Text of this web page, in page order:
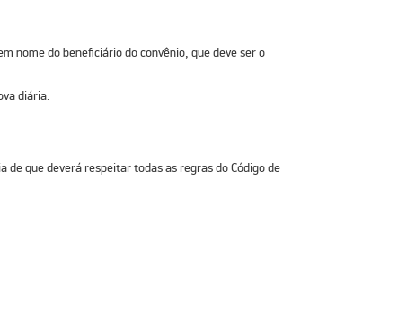
nome do beneficiário do convênio, que deve ser o
diária.
de que deverá respeitar todas as regras do Código de